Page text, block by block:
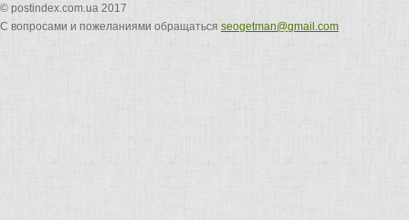
© postindex.com.ua 2017
С вопросами и пожеланиями обращаться seogetman@gmail.com